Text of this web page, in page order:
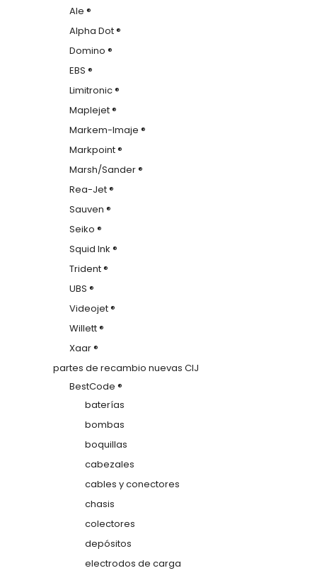
Ale ®
Alpha Dot ®
Domino ®
EBS ®
Limitronic ®
Maplejet ®
Markem-Imaje ®
Markpoint ®
Marsh/Sander ®
Rea-Jet ®
Sauven ®
Seiko ®
Squid Ink ®
Trident ®
UBS ®
Videojet ®
Willett ®
Xaar ®
partes de recambio nuevas CIJ
BestCode ®
baterías
bombas
boquillas
cabezales
cables y conectores
chasis
colectores
depósitos
electrodos de carga